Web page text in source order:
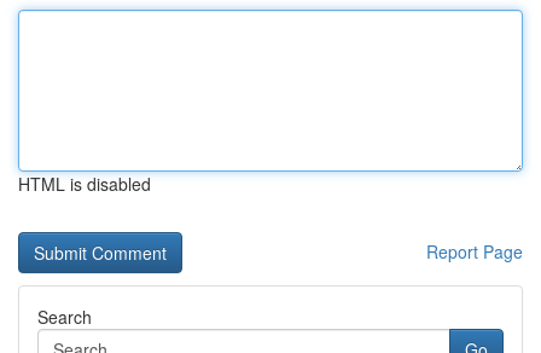
HTML is disabled
Report Page
Search